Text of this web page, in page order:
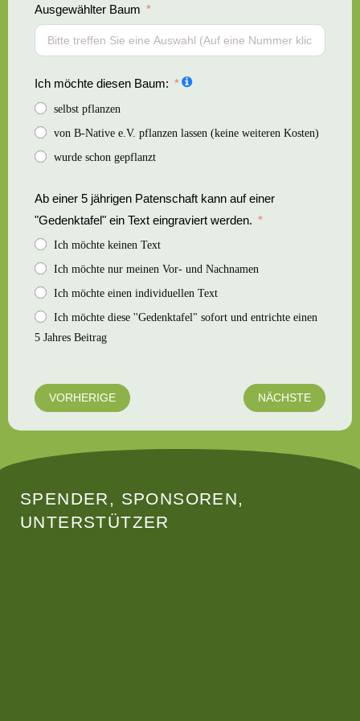
✔️
✔️
✔️
✔️
✔️
✔️
✔️ ✔️
✔️ ✔️
✔️
✔️
✔️ ✔️
✔️
✔️
Ausgewählter Baum
Ich möchte diesen Baum:
selbst pflanzen
von B-Native e.V. pflanzen lassen (keine weiteren Kosten)
wurde schon gepflanzt
Ab einer 5 jährigen Patenschaft kann auf einer
"Gedenktafel" ein Text eingraviert werden.
Ich möchte keinen Text
Ich möchte nur meinen Vor- und Nachnamen
Ich möchte einen individuellen Text
Ich möchte diese ''Gedenktafel" sofort und entrichte einen
5 Jahres Beitrag
VORHERIGE NÄCHSTE
SPENDER, SPONSOREN,
UNTERSTÜTZER